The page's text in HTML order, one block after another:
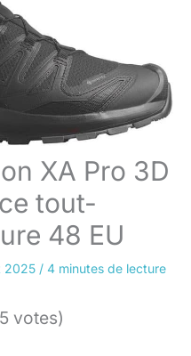
XA Pro 3D
tout-
48 EU
2025 / 4 minutes de lecture
votes)